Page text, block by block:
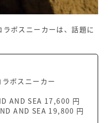
ボスニーカーは、話題に
ボスニーカー
AND SEA 17,600 円
AND SEA 19,800 円